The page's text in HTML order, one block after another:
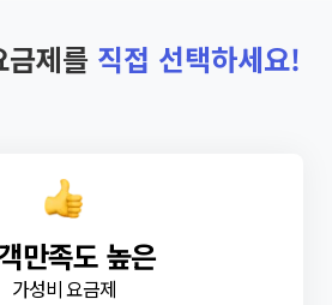
제를 직접 선택하세요!
만족도 높은
가성비 요금제